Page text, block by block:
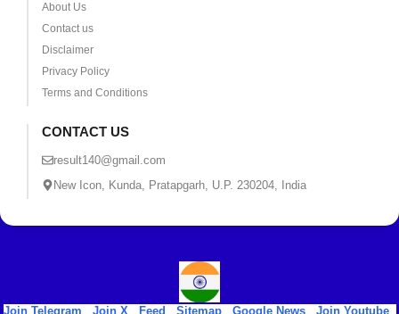
About Us
Contact us
Disclaimer
Privacy Policy
Terms and Conditions
CONTACT US
result140@gmail.com
New Icon, Kunda, Pratapgarh, U.P. 230204, India
Join Telegram Join X Feed Sitemap| Google News| Join Youtube|